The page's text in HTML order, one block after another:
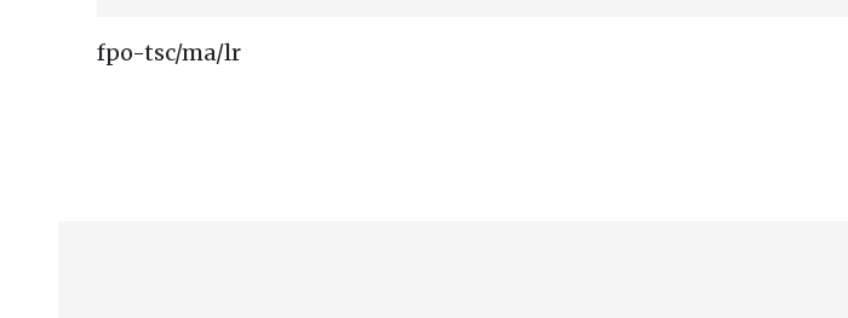
fpo-tsc/ma/lr